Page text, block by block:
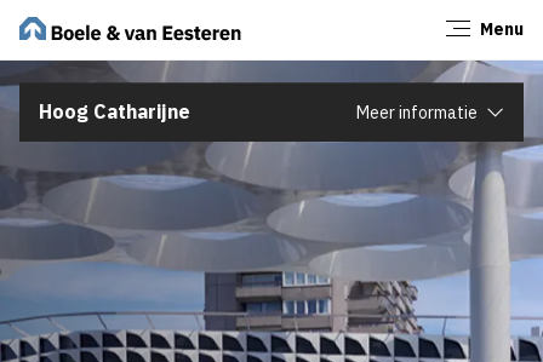
Menu
Hoog Catharijne Meer informatie
Sluiten